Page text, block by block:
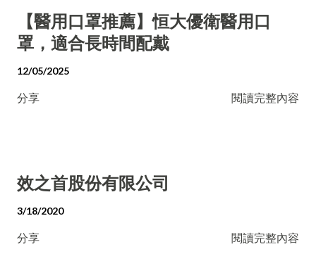
【醫用口罩推薦】恒大優衛醫用口
罩，適合長時間配戴
12/05/2025
分享 閱讀完整內容
效之首股份有限公司
3/18/2020
分享 閱讀完整內容